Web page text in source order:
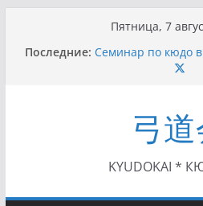
содержимому
Пятница, 7
Последние: Семинар по кюдо
Чемпионат
II Кубок Посла
Орёл (25.07.2021)
I этап Кубка
Сейдокан II
弓
KYUDOKAI *